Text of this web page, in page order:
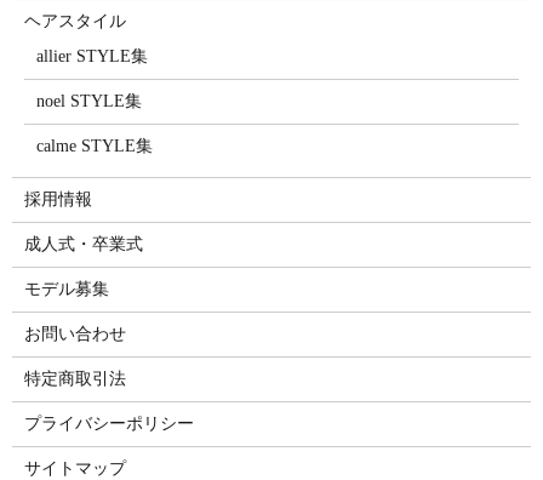
ヘアスタイル
allier STYLE集
noel STYLE集
calme STYLE集
採用情報
成人式・卒業式
モデル募集
お問い合わせ
特定商取引法
プライバシーポリシー
サイトマップ